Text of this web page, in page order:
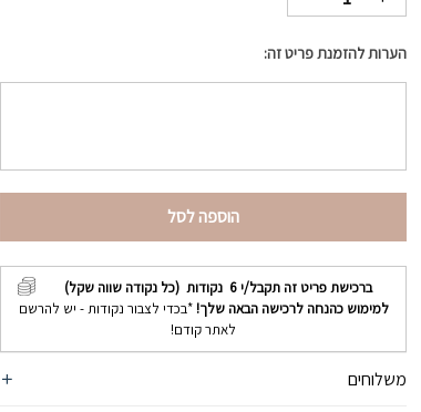
הערות להזמנת פריט זה:
הוספה לסל
ברכישת פריט זה תקבל/י6 נקודות (כל נקודה שווה שקל)
למימוש כהנחה לרכישה הבאה שלך! *בכדי לצבור נקודות - יש להרשם
לאתר קודם!
משלוחים